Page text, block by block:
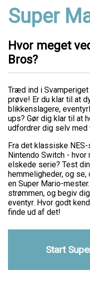
Super
Hvor meget
Bros?
Træd ind i
prøve! Er du klar til at
blikkenslagere,
ups? Gør dig klar til at
udfordrer dig selv
Fra det klassiske
Nintendo Switch -
elskede serie? Test
hemmeligheder, og
en Super Mario-
strømmen, og begiv
eventyr. Hvor godt
finde ud af det!
Start